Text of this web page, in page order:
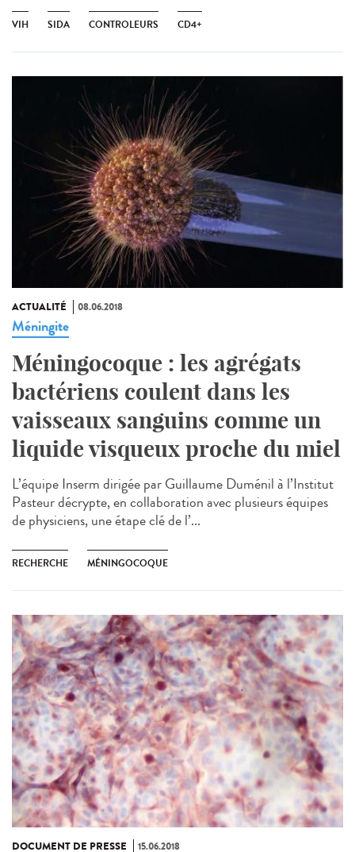
VIH SIDA CONTROLEURS CD4+
ACTUALITÉ 08.06.2018
Méningite
Méningocoque : les agrégats
bactériens coulent dans les
vaisseaux sanguins comme un
liquide visqueux proche du miel
L’équipe Inserm dirigée par Guillaume Duménil à l’Institut
Pasteur décrypte, en collaboration avec plusieurs équipes
de physiciens, une étape clé de l’...
RECHERCHE MÉNINGOCOQUE
DOCUMENT DE PRESSE 15.06.2018